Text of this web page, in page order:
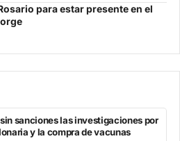
para estar presente en el
sanciones las investigaciones por
y la compra de vacunas